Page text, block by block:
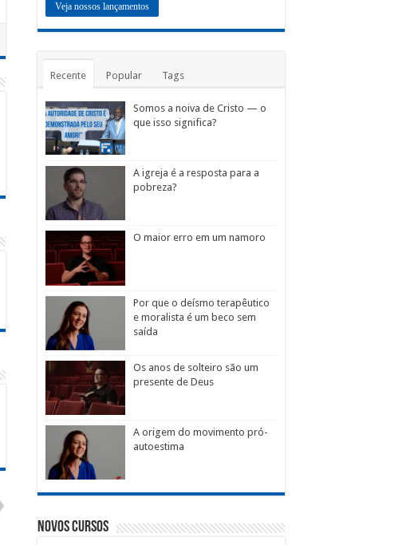
Veja nossos lançamentos
Recente Popular Tags
Somos a noiva de Cristo — o
que isso significa?
A igreja é a resposta para a
pobreza?
O maior erro em um namoro
Por que o deísmo terapêutico
e moralista é um beco sem
saída
Os anos de solteiro são um
presente de Deus
A origem do movimento pró-
autoestima
Novos Cursos